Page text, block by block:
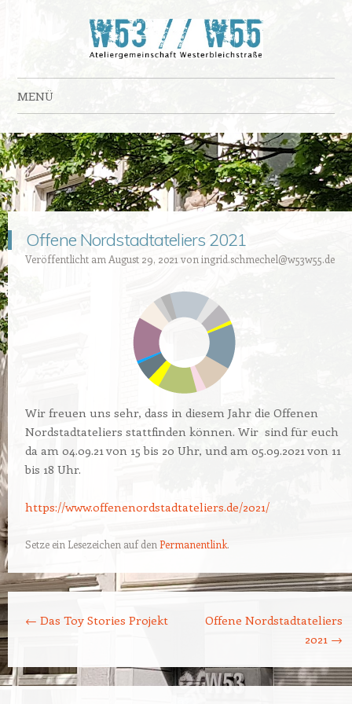
Ateliergemeinschaft Westerbleichstraße
MENÜ
Offene Nordstadtateliers 2021
Veröffentlicht am August 29, 2021 von ingrid.schmechel@w53w55.de
Wir freuen uns sehr, dass in diesem Jahr die Offenen
Nordstadtateliers stattfinden können. Wir sind für euch
da am 04.09.21 von 15 bis 20 Uhr, und am 05.09.2021 von 11
bis 18 Uhr.
https://www.offenenordstadtateliers.de/2021/
Setze ein Lesezeichen auf den Permanentlink.
← Das Toy Stories Projekt
Offene Nordstadtateliers
2021 →